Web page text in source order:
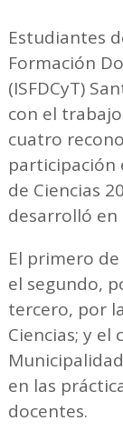
Estudiantes
Formación
(ISFDCyT)
con el
cuatro
participación
de Ciencias
desarrolló en
El primero
el segundo,
tercero, por
Ciencias; y
en las
docentes.